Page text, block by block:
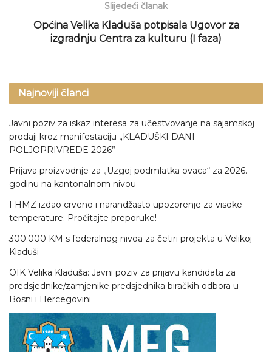
Slijedeći članak
Općina Velika Kladuša potpisala Ugovor za
izgradnju Centra za kulturu (I faza)
Najnoviji članci
Javni poziv za iskaz interesa za učestvovanje na sajamskoj
prodaji kroz manifestaciju „KLADUŠKI DANI
POLJOPRIVREDE 2026”
Prijava proizvodnje za „Uzgoj podmlatka ovaca“ za 2026.
godinu na kantonalnom nivou
FHMZ izdao crveno i narandžasto upozorenje za visoke
temperature: Pročitajte preporuke!
300.000 KM s federalnog nivoa za četiri projekta u Velikoj
Kladuši
OIK Velika Kladuša: Javni poziv za prijavu kandidata za
predsjednike/zamjenike predsjednika biračkih odbora u
Bosni i Hercegovini